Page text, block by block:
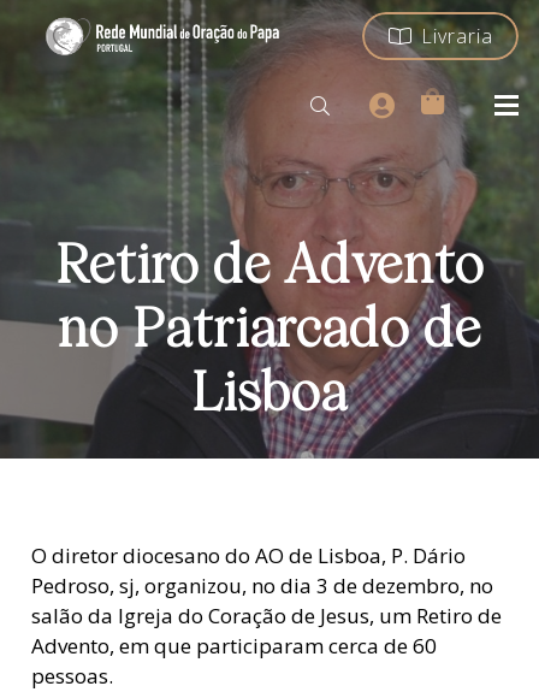
Livraria
Retiro de Advento
no Patriarcado de
Lisboa
O diretor diocesano do AO de Lisboa, P. Dário
Pedroso, sj, organizou, no dia 3 de dezembro, no
salão da Igreja do Coração de Jesus, um Retiro de
Advento, em que participaram cerca de 60
pessoas.